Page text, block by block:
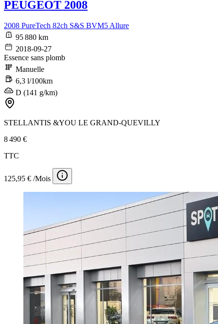
PEUGEOT 2008
2008 PureTech 82ch S&S BVM5 Allure
95 880 km
2018-09-27
Essence sans plomb
Manuelle
6,3 l/100km
D (141 g/km)
STELLANTIS &YOU LE GRAND-QUEVILLY
8 490 €
TTC
125,95 € /Mois